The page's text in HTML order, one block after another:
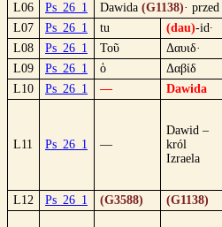
L06
Ps_26_1 Dawida (G1138)· przed
L07
Ps_26_1 tu (dau)-id·
L08
Ps_26_1 Τοῦ Δαυιδ·
L09
Ps_26_1 ὁ Δαβίδ
L10
Ps_26_1 — Dawida
L11 Ps_26_1 —
Dawid –
król
Izraela
L12 Ps_26_1 (G3588) (G1138)